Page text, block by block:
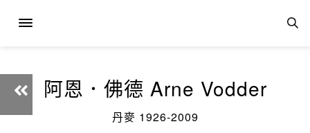
阿恩．佛德 Arne Vodder
丹麥 1926-2009